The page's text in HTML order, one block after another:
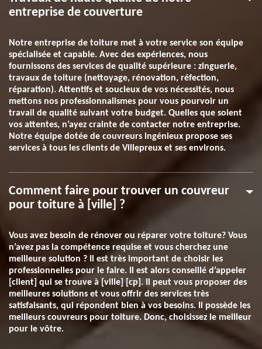
entreprise de couverture
Notre entreprise de toiture met à votre service son équipe
spécialisée et capable. Avec des expériences, nous
fournissons des services de qualité supérieure : zinguerie,
travaux de toiture (nettoyage, rénovation, réfection,
réparation). Attentifs et soucieux de vos nécessités, nous
mettons nos professionnalismes pour vous pourvoir un
travail de qualité suivant votre budget. Quelles que soient
vos attentes, n’ayez crainte de contacter notre entreprise.
Notre équipe dotée de couvreurs ingénieux propose ses
services à tous les clients de Villepreux et ses environs.
Comment faire pour trouver un couvreur
pour toiture à [ville] ?
Vous avez besoin de rénover ou réparer votre toiture? Vous
n’avez pas la compétence requise et vous cherchez une
meilleure solution ? Il est très important de choisir les
professionnelles pour le faire. Il est alors conseillé d’appeler
[client] qui se trouve à [ville] [cp]. Il peut vous proposer des
meilleures solutions et vous offrir des services très
satisfaisants, qui répondent bien à vos besoins. Il possède les
meilleurs couvreurs pour toiture. Donc, choisissez le meilleur
pour le vôtre.